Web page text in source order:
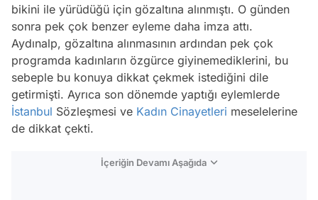
bikini ile yürüdüğü için gözaltına alınmıştı. O günden
sonra pek çok benzer eyleme daha imza attı.
Aydınalp, gözaltına alınmasının ardından pek çok
programda kadınların özgürce giyinemediklerini, bu
sebeple bu konuya dikkat çekmek istediğini dile
getirmişti. Ayrıca son dönemde yaptığı eylemlerde
İstanbul Sözleşmesi ve Kadın Cinayetleri meselelerine
de dikkat çekti.
İçeriğin Devamı Aşağıda